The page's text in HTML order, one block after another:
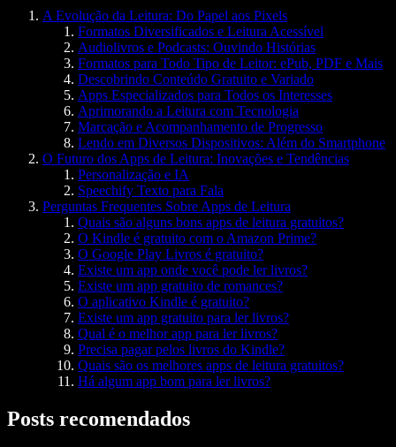
A Evolução da Leitura: Do Papel aos Pixels
Formatos Diversificados e Leitura Acessível
Audiolivros e Podcasts: Ouvindo Histórias
Formatos para Todo Tipo de Leitor: ePub, PDF e Mais
Descobrindo Conteúdo Gratuito e Variado
Apps Especializados para Todos os Interesses
Aprimorando a Leitura com Tecnologia
Marcação e Acompanhamento de Progresso
Lendo em Diversos Dispositivos: Além do Smartphone
O Futuro dos Apps de Leitura: Inovações e Tendências
Personalização e IA
Speechify Texto para Fala
Perguntas Frequentes Sobre Apps de Leitura
Quais são alguns bons apps de leitura gratuitos?
O Kindle é gratuito com o Amazon Prime?
O Google Play Livros é gratuito?
Existe um app onde você pode ler livros?
Existe um app gratuito de romances?
O aplicativo Kindle é gratuito?
Existe um app gratuito para ler livros?
Qual é o melhor app para ler livros?
Precisa pagar pelos livros do Kindle?
Quais são os melhores apps de leitura gratuitos?
Há algum app bom para ler livros?
Posts recomendados